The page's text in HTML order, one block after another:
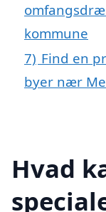
kommune
7) Find en
byer nær
Hvad